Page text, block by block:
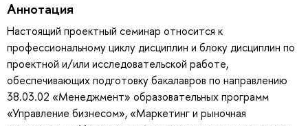
Аннотация
Настоящий проектный семинар относится к
профессиональному циклу дисциплин и блоку дисциплин по
проектной и/или исследовательской работе,
обеспечивающих подготовку бакалавров по направлению
38.03.02 «Менеджмент» образовательных программ
«Управление бизнесом», «Маркетинг и рыночная